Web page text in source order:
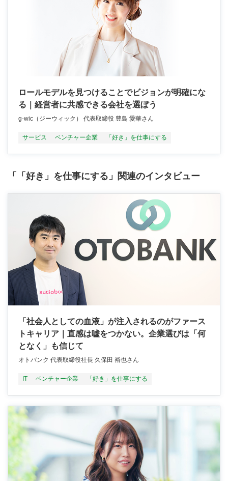
ロールモデルを見つけることでビジョンが明確にな
る｜経営者に共感できる会社を選ぼう
g-wic（ジーウィック） 代表取締役 豊島 愛華さん
サービス ベンチャー企業 「好き」を仕事にする
「「好き」を仕事にする」関連のインタビュー
「社会人としての血液」が注入されるのがファース
トキャリア｜直感は嘘をつかない。企業選びは「何
となく」も信じて
オトバンク 代表取締役社長 久保田 裕也さん
IT ベンチャー企業 「好き」を仕事にする